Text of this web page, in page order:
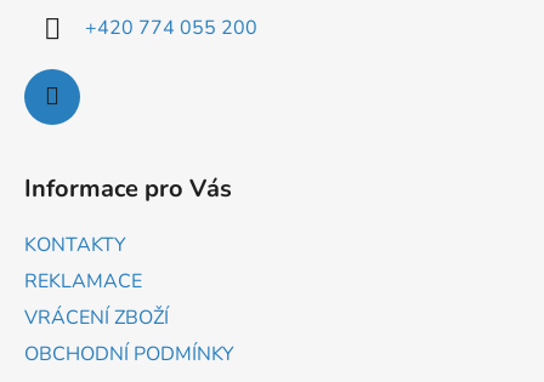
+420 774 055 200
Informace pro Vás
KONTAKTY
REKLAMACE
VRÁCENÍ ZBOŽÍ
OBCHODNÍ PODMÍNKY